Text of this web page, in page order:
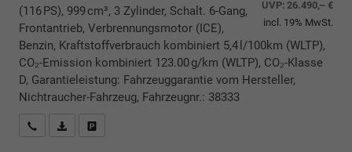
UVP:26.490,– €
incl. 19% MwSt.
(116 PS), 999 cm³, 3 Zylinder, Schalt. 6-Gang,
Frontantrieb, Verbrennungsmotor (ICE),
Benzin, Kraftstoffverbrauch kombiniert 5,4 l/100km (WLTP),
CO₂-Emission kombiniert 123.00 g/km (WLTP), CO₂-Klasse
D, Garantieleistung: Fahrzeuggarantie vom Hersteller,
Nichtraucher-Fahrzeug, Fahrzeugnr.: 38333
Rückrufbitte absenden
PDF-Datei, Fahrzeugexposé drucken